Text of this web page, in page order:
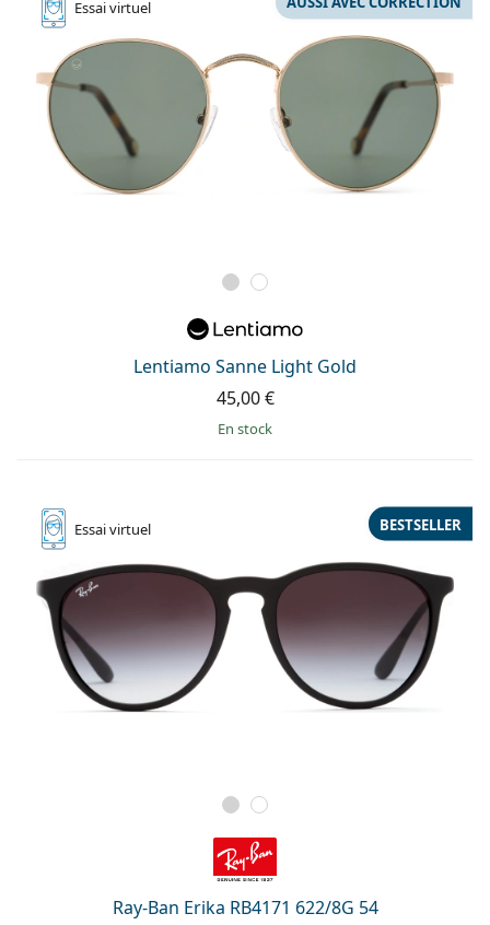
Essaivirtuel
Lentiamo Sanne Light Gold
45,00 €
en stock
Essaivirtuel
Ray-Ban Erika RB4171 622/8G 54
BESTSELLER